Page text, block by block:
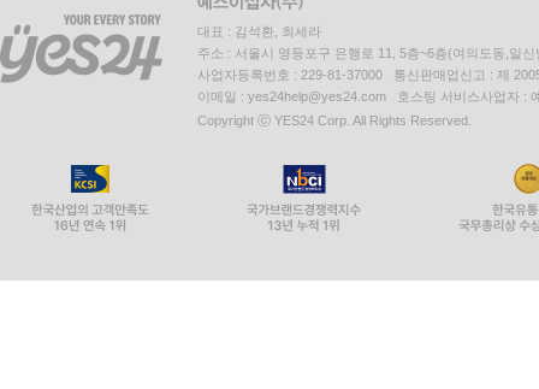
대표 : 김석환, 최세라
주소 : 서울시 영등포구 은행로 11, 5층~6층(여의도동,일신
사업자등록번호 : 229-81-37000 통신판매업신고 : 제
이메일 : yes24help@yes24.com 호스팅 서비스사업자 :
Copyright ⓒ YES24 Corp. All Rights Reserved.